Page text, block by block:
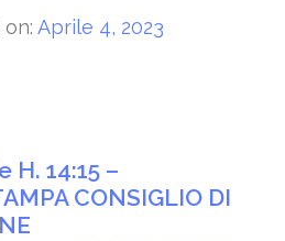
Aprile 4, 2023
H. 14:15 –
CONSIGLIO DI